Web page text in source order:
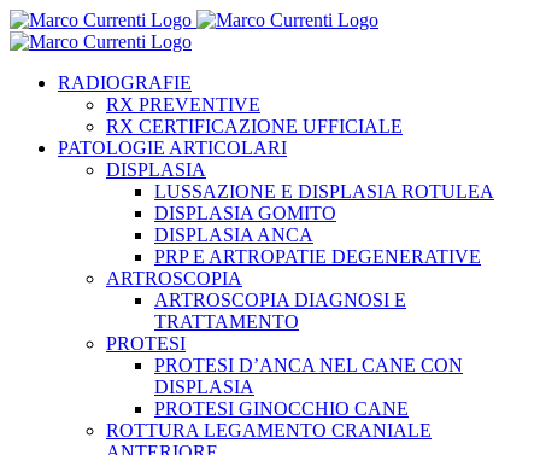
Salta
al
RADIOGRAFIE
RX PREVENTIVE
RX CERTIFICAZIONE UFFICIALE
PATOLOGIE ARTICOLARI
DISPLASIA
LUSSAZIONE E DISPLASIA ROTULEA
DISPLASIA GOMITO
DISPLASIA ANCA
PRP E ARTROPATIE DEGENERATIVE
ARTROSCOPIA
ARTROSCOPIA DIAGNOSI E
TRATTAMENTO
PROTESI
PROTESI D’ANCA NEL CANE CON
DISPLASIA
PROTESI GINOCCHIO CANE
ROTTURA LEGAMENTO CRANIALE